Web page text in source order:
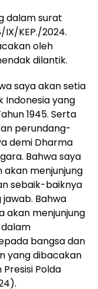
dalam surat
KEP./2024.
oleh
dilantik.
saya akan setia
Indonesia yang
1945. Serta
perundang-
demi Dharma
Bahwa saya
menjunjung
sebaik-baiknya
Bahwa
akan menjunjung
bangsa dan
yang dibacakan
Polda